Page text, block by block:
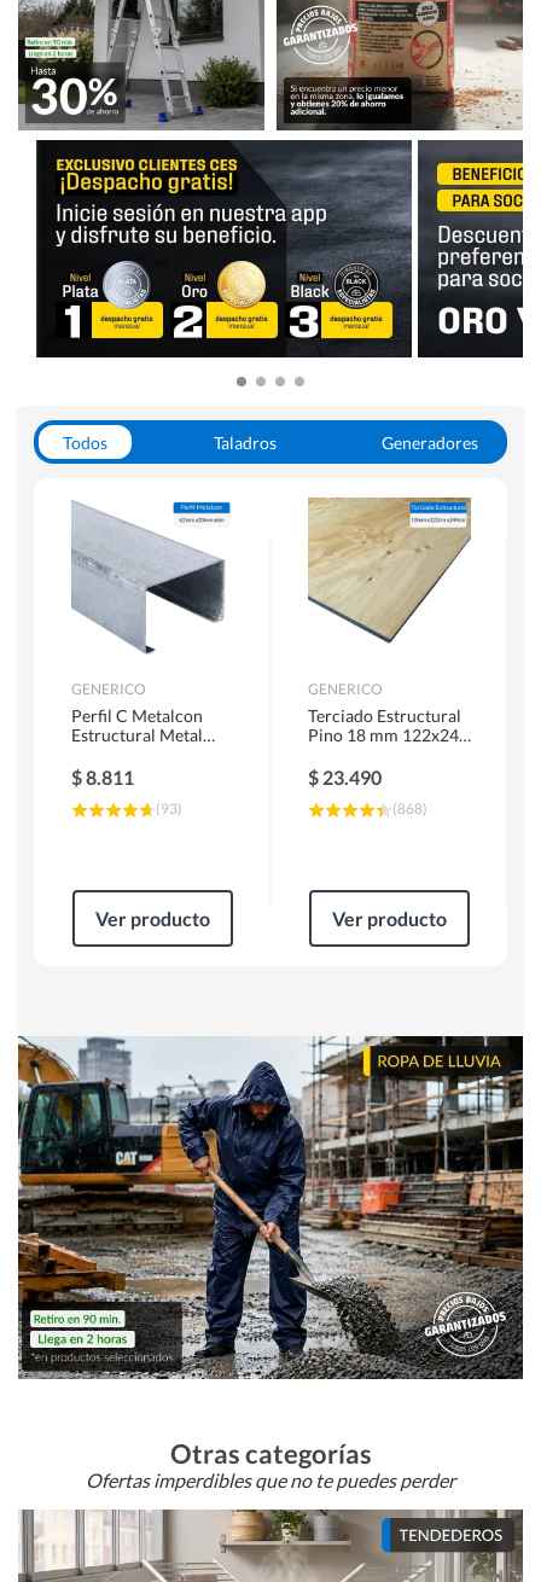
Todos Taladros
Generadores
Herramientas Manuales
Sierras Circulares
GENERICO
Perfil C Metalcon
Estructural Metal
$8.811
(93)
Ver producto
GENERICO
Terciado Estructural
Pino 18 mm 122x244
$ 23.490
(868)
Ver producto
Otras categorías
Ofertas imperdibles que no te puedes perder